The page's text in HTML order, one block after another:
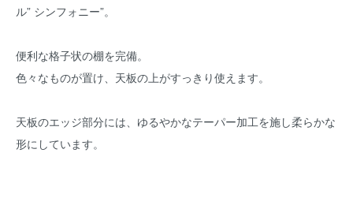
ル” シンフォニー”。
便利な格子状の棚を完備。
色々なものが置け、天板の上がすっきり使えます。
天板のエッジ部分には、ゆるやかなテーパー加工を施し柔らかな
形にしています。